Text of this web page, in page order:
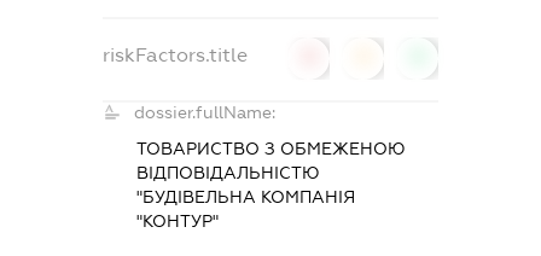
riskFactors.title
dossier.fullName:
ТОВАРИСТВО З ОБМЕЖЕНОЮ
ВІДПОВІДАЛЬНІСТЮ
"БУДІВЕЛЬНА КОМПАНІЯ
"КОНТУР"